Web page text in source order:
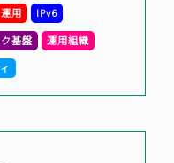
用
IPv6
基盤
運用組織